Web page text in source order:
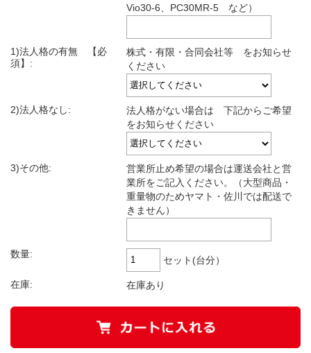
Vio30-6、PC30MR-5 など）
1)法人格の有無 【必
須】:
株式・有限・合同会社等 をお知らせ
ください
2)法人格なし:
法人格がない場合は 下記からご希望
をお知らせください
3)その他:
営業所止め希望の場合は運送会社と営
業所をご記入ください。（大型商品・
重量物のためヤマト・佐川では配送で
きません）
数量:
セット(台分）
在庫: 在庫あり